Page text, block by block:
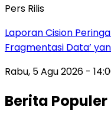
Pers Rilis
Laporan Cision
Fragmentasi Data’
Rabu, 5 Agu 2026 -
Berita Populer